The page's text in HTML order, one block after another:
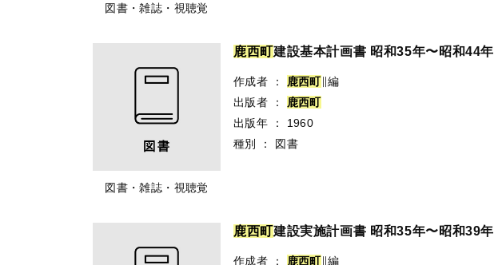
図書・雑誌・視聴覚
図書・雑誌・視聴覚
鹿西町建設基本計画書 昭和35年〜昭和44年
作成者 ： 鹿西町∥編
出版者
： 鹿西町
出版年
：
1960
種別
： 図書
鹿西町建設実施計画書 昭和35年〜昭和39年
作成者 ： 鹿西町∥編